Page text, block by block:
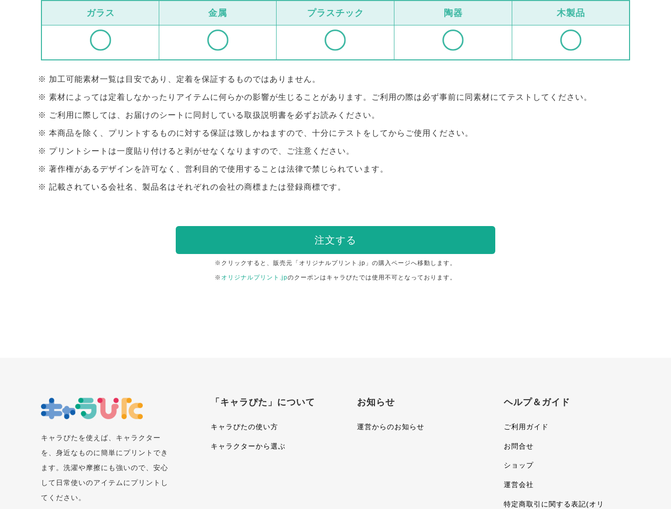
ガラス 金属 プラスチック 陶器 木製品
加工可能素材一覧は目安であり、定着を保証するものではありません。
素材によっては定着しなかったりアイテムに何らかの影響が生じることがあります。ご利用の際は必ず事前に同素材にてテストしてください。
ご利用に際しては、お届けのシートに同封している取扱説明書を必ずお読みください。
本商品を除く、プリントするものに対する保証は致しかねますので、十分にテストをしてからご使用ください。
プリントシートは一度貼り付けると剥がせなくなりますので、ご注意ください。
著作権があるデザインを許可なく、営利目的で使用することは法律で禁じられています。
記載されている会社名、製品名はそれぞれの会社の商標または登録商標です。
注文する
※クリックすると、販売元「オリジナルプリント.jp」の購入ページへ移動します。
※ オリジナルプリント.jpのクーポンはキャラぴたでは使用不可となっております。
キャラぴたを使えば、キャラクター
を、身近なものに簡単にプリントでき
ます。洗濯や摩擦にも強いので、安心
して日常使いのアイテムにプリントし
てください。
「キャラぴた」について
キャラぴたの使い方
キャラクターから選ぶ
お知らせ
運営からのお知らせ
ヘルプ＆ガイド
ご利用ガイド
お問合せ
ショップ
運営会社
特定商取引に関する表記(オリ